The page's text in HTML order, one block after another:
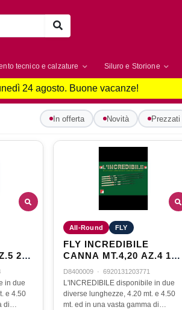
tecnico e calzature Siluro e Storione
24 agosto. Buone vacanze!
In offerta Novità Prezzati
20-
in due
e 4.50
di
All-Round FLY
FLY INCREDIBILE
CANNA MT.4,20 AZ.4 10-
60GR
D8400009 · 6920131203771
L'INCREDIBILE disponibile in due
diverse lunghezze, 4.20 mt. e 4.50
mt. ed in una vasta gamma di